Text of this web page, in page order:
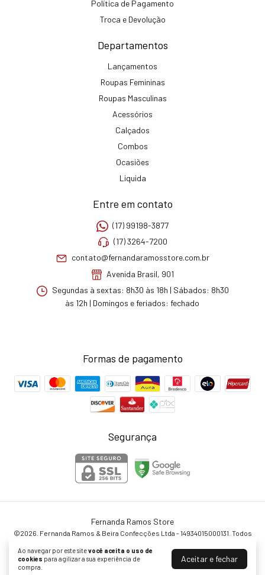
Ao navegar por este sitevocê aceita o uso de
cookies para agilizar a sua experiência de
compra.
Aceitar e fechar
Política de Pagamento
Troca e Devolução
Departamentos
Lançamentos
Roupas Femininas
Roupas Masculinas
Acessórios
Calçados
Combos
Ocasiões
Liquida
Entre em contato
(17) 99198-3877
(17) 3264-7200
contato@fernandaramosstore.com.br
Avenida Brasil, 901
Segundas à sextas: 8h30 às 18h | Sábados: 8h30
às 12h | Domingos e feriados: fechado
Formas de pagamento
Segurança
Fernanda Ramos Store
©2026. Fernanda Ramos & Beira Confecções Ltda - 14934015000131. Todos